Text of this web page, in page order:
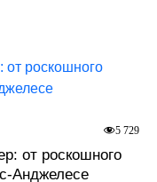
от роскошного
5 729